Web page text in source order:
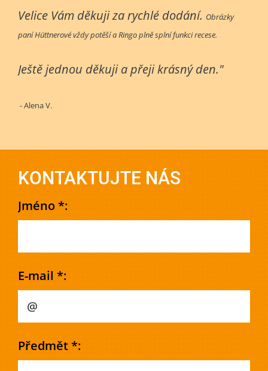
Velice Vám děkuji za rychlé dodání. Obrázky
paní Hüttnerové vždy potěší a Ringo plně splní funkci recese.
Ještě jednou děkuji a přeji krásný den."
- Alena V.
KONTAKTUJTE NÁS
Jméno *:
E-mail *:
Předmět *: